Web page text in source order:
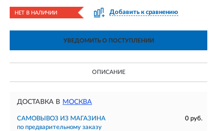
НЕТ В НАЛИЧИИ Добавить к сравнению
УВЕДОМИТЬ О ПОСТУПЛЕНИИ
ОПИСАНИЕ
ДОСТАВКА В МОСКВА
САМОВЫВОЗ ИЗ МАГАЗИНА
0 руб.
по предварительному заказу